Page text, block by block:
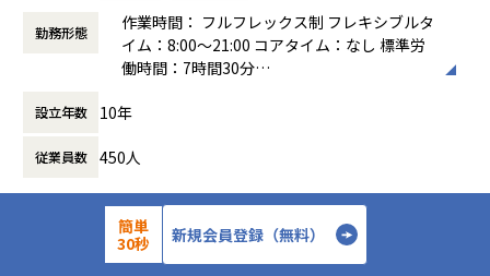
物流業務のデジタル化・自動化を加速させるためのSaaSプロ
ダクトを開発しています。
現在、「配車管理」「配車計画」「動態管理」、そして2024
展開しており、
り組んでいます。
上げなども視野にいれながら、価値探索や仮説検証を高速に
実施していくフェーズの事業です。
・お客様との打ち合わせ
原則、社内での業務となり客先常駐での業務はありません。
業務範囲の限定はない
勤務形態
作業時間： フルフレックス制 フレキシブルタ
イム：8:00〜21:00 コアタイム：なし 標準労
働時間：7時間30分
時間外労働の有無： 有（月平均30時間）
設立年数 10年
従業員数 450人
詳細を見る 応募する
簡単
30秒
新規会員登録（無料）